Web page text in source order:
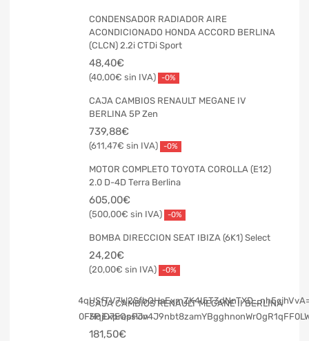
CONDENSADOR RADIADOR AIRE
ACONDICIONADO HONDA ACCORD BERLINA
(CLCN) 2.2i CTDi Sport
48,40€
40,00€ -0%
CAJA CAMBIOS RENAULT MEGANE IV
BERLINA 5P Zen
739,88€
611,47€ -0%
MOTOR COMPLETO TOYOTA COROLLA (E12)
2.0 D-4D Terra Berlina
605,00€
500,00€ -0%
BOMBA DIRECCION SEAT IBIZA (6K1) Select
24,20€
20,00€ -0%
CAJA CAMBIOS RENAULT MEGANE II BERLINA
3P Expression
181,50€